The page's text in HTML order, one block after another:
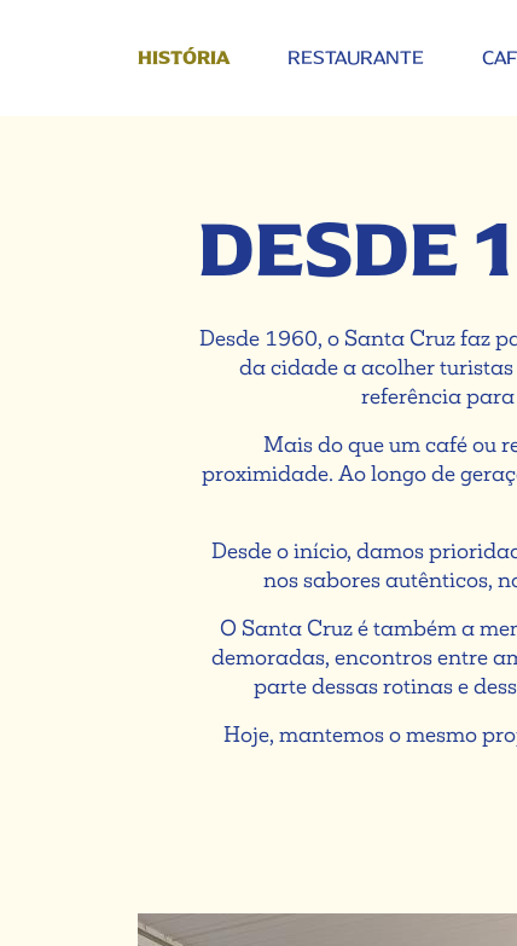
HISTÓRIA RESTAURANTE
DESDE
Desde 1960, o Santa Cruz faz
da cidade a acolher
referência
Mais do que um café ou
proximidade. Ao longo de
Desde o início, damos
nos sabores autênticos,
O Santa Cruz é também a
demoradas, encontros entre
parte dessas rotinas e
Hoje, mantemos o mesmo